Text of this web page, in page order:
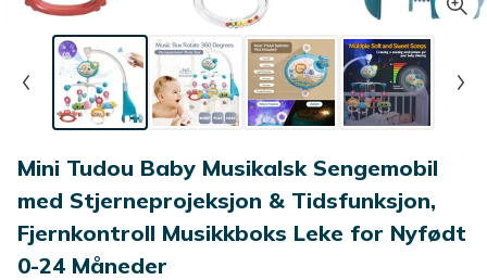
Mini Tudou Baby Musikalsk Sengemobil
med Stjerneprojeksjon & Tidsfunksjon,
Fjernkontroll Musikkboks Leke for Nyfødt
0-24 Måneder